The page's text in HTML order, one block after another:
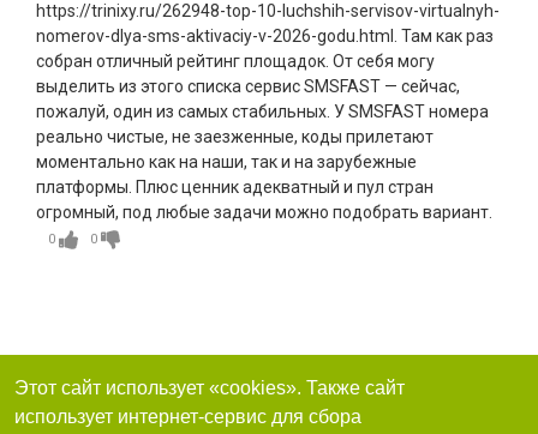
https://trinixy.ru/262948-top-10-luchshih-servisov-virtualnyh-
nomerov-dlya-sms-aktivaciy-v-2026-godu.html. Там как раз
собран отличный рейтинг площадок. От себя могу
выделить из этого списка сервис SMSFAST — сейчас,
пожалуй, один из самых стабильных. У SMSFAST номера
реально чистые, не заезженные, коды прилетают
моментально как на наши, так и на зарубежные
платформы. Плюс ценник адекватный и пул стран
огромный, под любые задачи можно подобрать вариант.
0 0
Этот сайт использует «cookies». Также сайт
использует интернет-сервис для сбора